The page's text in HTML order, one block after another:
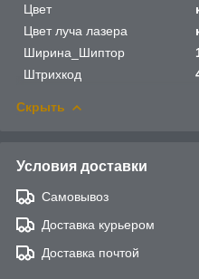
Цвет
Цвет луча лазера
Ширина_Шиптор
Штрихкод
Скрыть
Условия доставки
Самовывоз
Доставка курьером
Доставка почтой